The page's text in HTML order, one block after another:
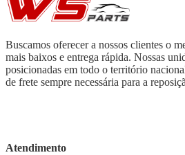
Buscamos oferecer a nossos clientes o
mais baixos e entrega rápida. Nossas
posicionadas em todo o território
de frete sempre necessária para a
Atendimento